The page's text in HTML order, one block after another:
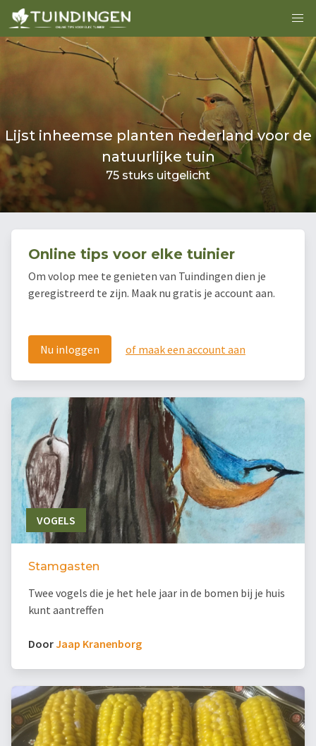
Lijst inheemse planten nederland voor de
natuurlijke tuin
75 stuks uitgelicht
Online tips voor elke tuinier
Om volop mee te genieten van Tuindingen dien je
geregistreerd te zijn. Maak nu gratis je account aan.
Nu inloggen of maak een account aan
VOGELS
Stamgasten
Twee vogels die je het hele jaar in de bomen bij je huis
kunt aantreffen
DoorJaap Kranenborg